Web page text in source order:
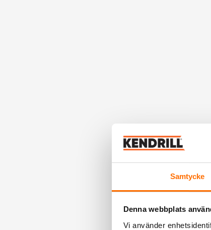
Samtycke
Denna webbplats
Vi använder